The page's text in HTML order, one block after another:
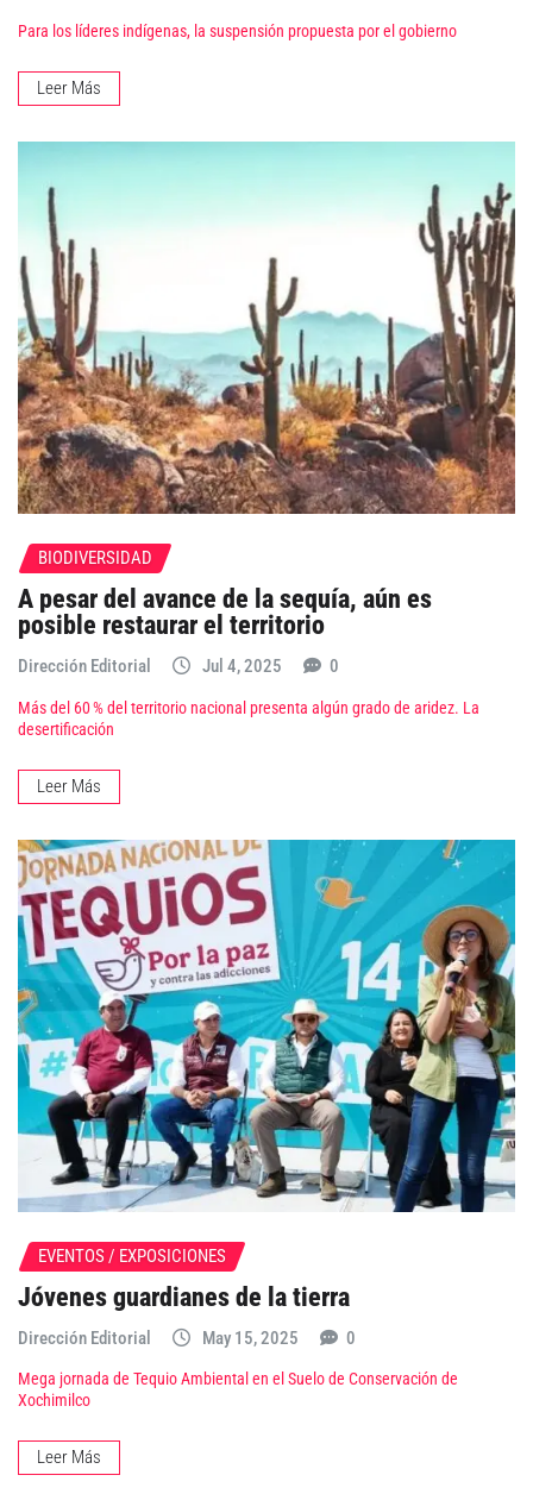
Para los líderes indígenas, la suspensión propuesta por el gobierno
Leer Más
BIODIVERSIDAD
A pesar del avance de la sequía, aún es
posible restaurar el territorio
Dirección Editorial Jul 4, 2025 0
Más del 60 % del territorio nacional presenta algún grado de aridez. La
desertificación
Leer Más
EVENTOS / EXPOSICIONES
Jóvenes guardianes de la tierra
Dirección Editorial May 15, 2025 0
Mega jornada de Tequio Ambiental en el Suelo de Conservación de
Xochimilco
Leer Más